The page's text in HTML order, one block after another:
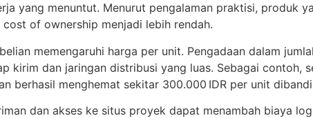
yang menuntut. Menurut pengalaman praktisi, produk
of ownership menjadi lebih rendah.
memengaruhi harga per unit. Pengadaan dalam
kirim dan jaringan distribusi yang luas. Sebagai
berhasil menghemat sekitar 300.000 IDR per unit
dan akses ke situs proyek dapat menambah biaya